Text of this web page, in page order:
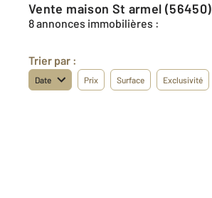
Vente maison St armel (56450)
8 annonces immobilières :
Trier par :
Date Prix Surface Exclusivité